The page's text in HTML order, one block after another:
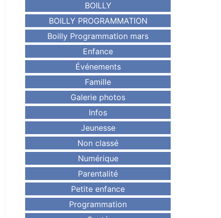
BOILLY
BOILLY PROGRAMMATION
Boilly Programmation mars
Enfance
Événements
Famille
Galerie photos
Infos
Jeunesse
Non classé
Numérique
Parentalité
Petite enfance
Programmation